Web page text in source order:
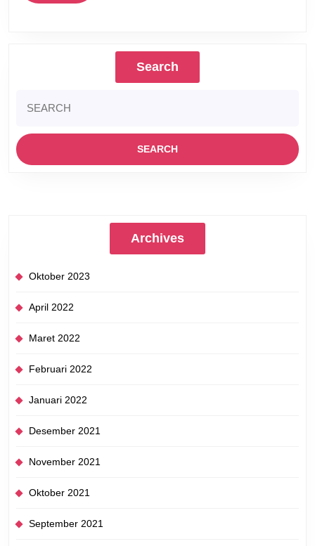
Search
for:
Archives
Oktober 2023
April 2022
Maret 2022
Februari 2022
Januari 2022
Desember 2021
November 2021
Oktober 2021
September 2021